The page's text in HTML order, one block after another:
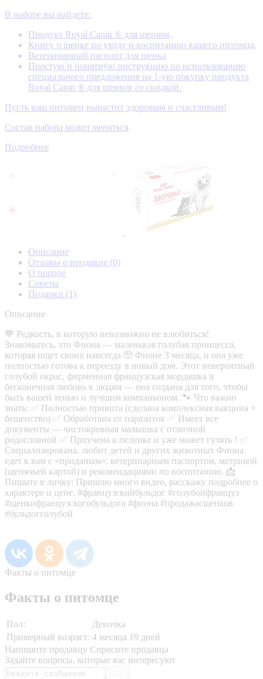
В наборе вы найдете:
Продукт Royal Canin ® для щенков,
Книгу о щенке по уходу и воспитанию вашего питомца,
Ветеринарный паспорт для щенка
Простую и понятную инструкцию по использованию
специального предложения на 1-ую покупку продукта
Royal Canin ® для щенков со скидкой.
Пусть ваш питомец вырастит здоровым и счастливым!
Состав набора может меняться
Подробнее
Описание
Отзывы о продавце (0)
О породе
Советы
Подарки (1)
Описание
💙 Редкость, в которую невозможно не влюбиться!
Знакомьтесь, это Фиона — маленькая голубая принцесса,
которая ищет своих навсегда 🥺 Фионе 3 месяца, и она уже
полностью готова к переезду в новый дом. Этот невероятный
голубой окрас, фирменная французская мордашка и
бесконечная любовь к людям — она создана для того, чтобы
быть вашей тенью и лучшим компаньоном. 🐾 Что важно
знать: ✅ Полностью привита (сделана комплексная вакцина +
бешенство) ✅ Обработана от паразитов ✅ Имеет все
документы — чистокровная малышка с отличной
родословной ✅ Приучена к пеленке и уже может гулять ! ✅
Социализирована, любит детей и других животных Фиона
едет к вам с «приданым»: ветеринарным паспортом, метрикой
(щенячьей картой) и рекомендациями по воспитанию. 📩
Пишите в личку: Пришлю много видео, расскажу подробнее о
характере и цене. #французскийбульдог #голубойфранцуз
#щенкифранцузскогобульдога #фиона #продажасщенков
#бульдогголубой
Факты о питомце
Факты о питомце
Пол:
Девочка
Примерный возраст: 4 месяца 19 дней
Напишите продавцу Спросите продавца
Задайте вопросы, которые вас интересуют